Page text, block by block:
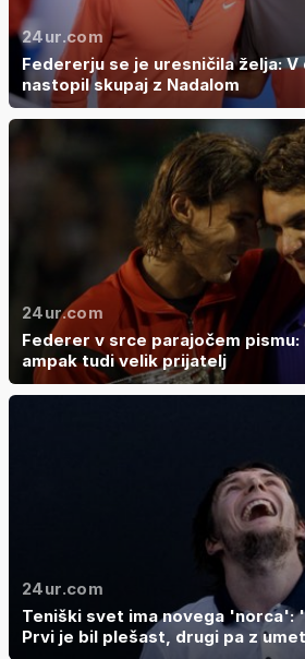
24ur.com
Federerju se je uresničila želja: V
nastopil skupaj z Nadalom
24ur.com
Federer v srce parajočem pismu:
ampak tudi velik prijatelj
24ur.com
Teniški svet ima novega 'norca':
Prvi je bil plešast, drugi pa z